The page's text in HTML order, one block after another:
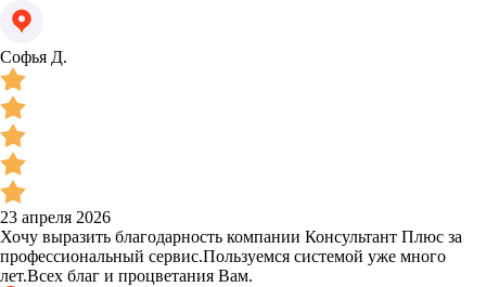
Софья Д.
23 апреля 2026
Хочу выразить благодарность компании Консультант Плюс за
профессиональный сервис.Пользуемся системой уже много
лет.Всех благ и процветания Вам.